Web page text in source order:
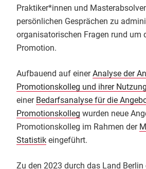
Praktiker*innen und
persönlichen Gesprächen zu
organisatorischen Fragen rund um
Promotion.
Aufbauend auf einerAnalyse der
Promotionskolleg und ihrer Nutzung
einer Bedarfsanalyse für die
Promotionskolleg wurden neue
Promotionskolleg im Rahmen der
Statistik eingeführt.
Zu den 2023 durch das Land Berlin